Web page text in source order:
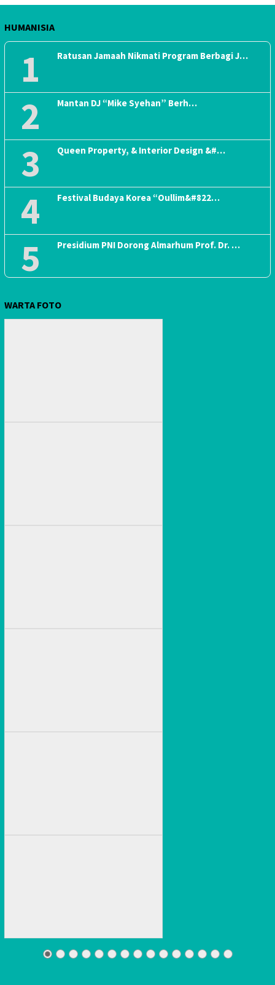
HUMANISIA
1 Ratusan Jamaah Nikmati Program Berbagi J…
2 Mantan DJ “Mike Syehan” Berh…
3 Queen Property, & Interior Design &#…
4 Festival Budaya Korea “Oullim&#822…
5 Presidium PNI Dorong Almarhum Prof. Dr. …
WARTA FOTO